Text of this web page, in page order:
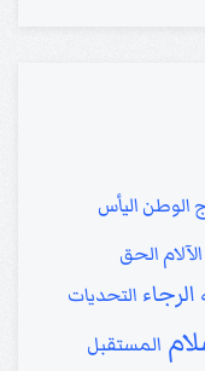
الوطن اليأس
الآلام الحق
الرجاء التحديات
المستقبل